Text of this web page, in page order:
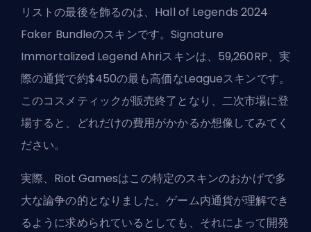
リストの最後を飾るのは、Hall of Legends 2024
Faker Bundleのスキンです。Signature
Immortalized Legend Ahriスキンは、59,260RP、実
際の通貨で約$450の最も高価なLeagueスキンです。
このコスメティックが販売終了となり、二次市場に登
場すると、どれだけの費用がかかるか想像してみてく
ださい。
実際、Riot Gamesはこの特定のスキンのおかげで多
大な論争の的となりました。ゲーム内通貨が理解でき
るように求められているとしても、それによって開発